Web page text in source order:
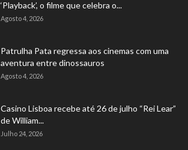
‘Playback’, o filme que celebra o...
Agosto 4, 2026
Patrulha Pata regressa aos cinemas com uma
aventura entre dinossauros
Agosto 4, 2026
Casino Lisboa recebe até 26 de julho “Rei Lear”
de William...
Julho 24, 2026